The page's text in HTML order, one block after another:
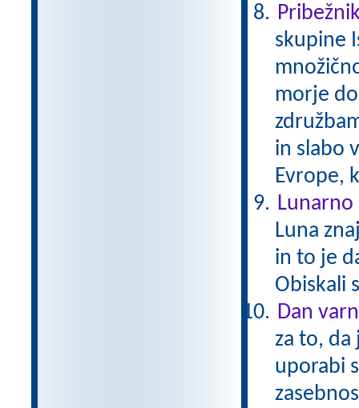
skupine
morje
in slabo
Evrope,
Luna
in to je
Obiskali
Dan
za to, da
uporabi